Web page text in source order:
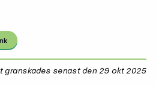
granskades senast den 29 okt 2025